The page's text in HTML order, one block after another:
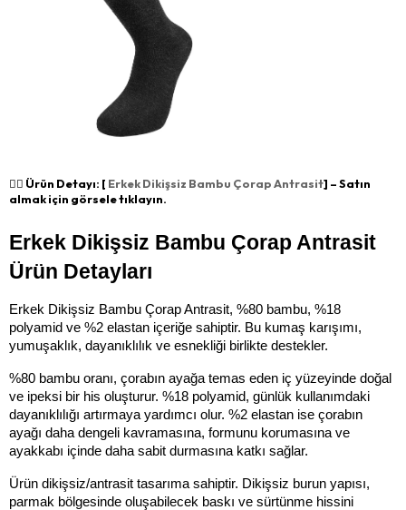
👉🏻 Ürün Detayı: [ Erkek Dikişsiz Bambu Çorap Antrasit] – Satın
almak için görsele tıklayın.
Erkek Dikişsiz Bambu Çorap Antrasit
Ürün Detayları
Erkek Dikişsiz Bambu Çorap Antrasit, %80 bambu, %18
polyamid ve %2 elastan içeriğe sahiptir. Bu kumaş karışımı,
yumuşaklık, dayanıklılık ve esnekliği birlikte destekler.
%80 bambu oranı, çorabın ayağa temas eden iç yüzeyinde doğal
ve ipeksi bir his oluşturur. %18 polyamid, günlük kullanımdaki
dayanıklılığı artırmaya yardımcı olur. %2 elastan ise çorabın
ayağı daha dengeli kavramasına, formunu korumasına ve
ayakkabı içinde daha sabit durmasına katkı sağlar.
Ürün dikişsiz/antrasit tasarıma sahiptir. Dikişsiz burun yapısı,
parmak bölgesinde oluşabilecek baskı ve sürtünme hissini